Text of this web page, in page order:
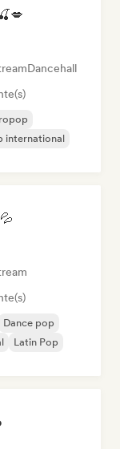
Dancehall
international
Dance pop
Latin Pop